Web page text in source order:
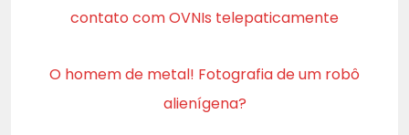
contato com OVNIs telepaticamente
O homem de metal! Fotografia de um robô
alienígena?